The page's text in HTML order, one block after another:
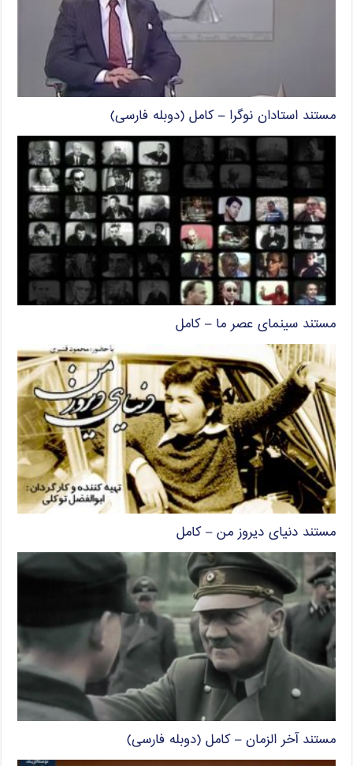
مستند استادان نوگرا – کامل (دوبله فارسی)
مستند سینمای عصر ما – کامل
مستند دنیای دیروز من – کامل
مستند آخر الزمان – کامل (دوبله فارسی)